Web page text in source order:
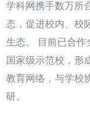
学科网携手数万所
态，促进校内、校
生态。 目前已合
国家级示范校，形
教育网络，与学校
研。